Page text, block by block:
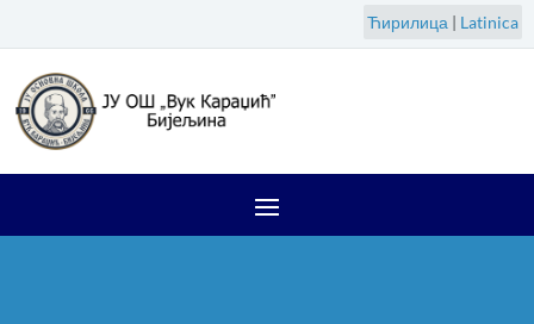
Ћирилица | Latinica